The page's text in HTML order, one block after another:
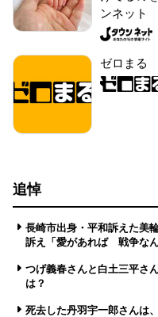
ンネット
ゼロまる
追悼
長崎市出身・平和訴えた美
訴え「愛があれば 戦争なん
つげ義春さんと白土三平さ
は？
死去した丹羽宇一郎さんは